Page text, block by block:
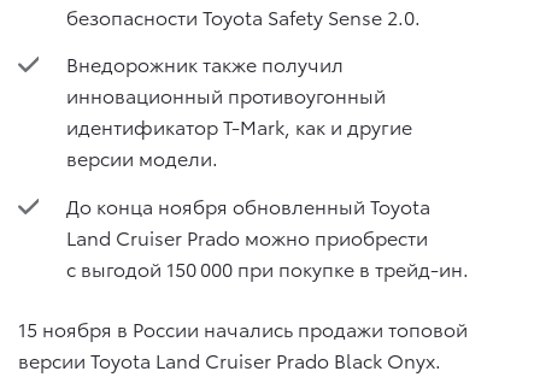
безопасности Toyota Safety Sense 2.0.
Внедорожник также получил
инновационный противоугонный
идентификатор T-Mark, как и другие
версии модели.
До конца ноября обновленный Toyota
Land Cruiser Prado можно приобрести
с выгодой 150 000 при покупке в трейд-ин.
15 ноября в России начались продажи топовой
версии Toyota Land Cruiser Prado Black Onyx.